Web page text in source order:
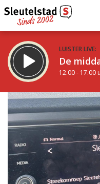
LUISTER LIVE:
De
12.00 - 17.00
STRAKS:
Sleutelstad 30
17.00 - 19.00 uur
Vorig uur